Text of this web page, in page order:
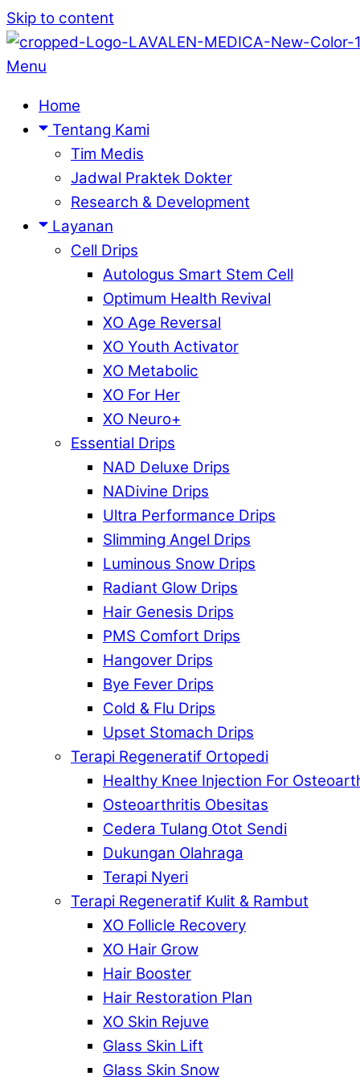
Skip to content
Menu
Home
Tentang Kami
Tim Medis
Jadwal Praktek Dokter
Research & Development
Layanan
Cell Drips
Autologus Smart Stem Cell
Optimum Health Revival
XO Age Reversal
XO Youth Activator
XO Metabolic
XO For Her
XO Neuro+
Essential Drips
NAD Deluxe Drips
NADivine Drips
Ultra Performance Drips
Slimming Angel Drips
Luminous Snow Drips
Radiant Glow Drips
Hair Genesis Drips
PMS Comfort Drips
Hangover Drips
Bye Fever Drips
Cold & Flu Drips
Upset Stomach Drips
Terapi Regeneratif Ortopedi
Healthy Knee Injection For
Osteoarthritis Obesitas
Cedera Tulang Otot Sendi
Dukungan Olahraga
Terapi Nyeri
Terapi Regeneratif Kulit & Rambut
XO Follicle Recovery
XO Hair Grow
Hair Booster
Hair Restoration Plan
XO Skin Rejuve
Glass Skin Lift
Glass Skin Snow